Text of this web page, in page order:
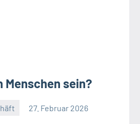
Menschen sein?
27. Februar 2026